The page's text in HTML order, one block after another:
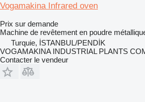
Vogamakina Infrared oven
Prix sur demande
Machine de revêtement en poudre
Turquie, İSTANBUL/PENDİK
VOGAMAKINA INDUSTRIAL PLANTS
Contacter le vendeur